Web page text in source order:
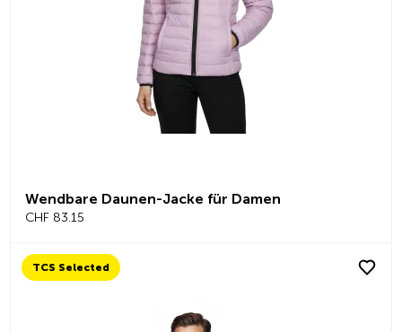
Wendbare Daunen-Jacke für Damen
CHF 83.15
TCS Selected